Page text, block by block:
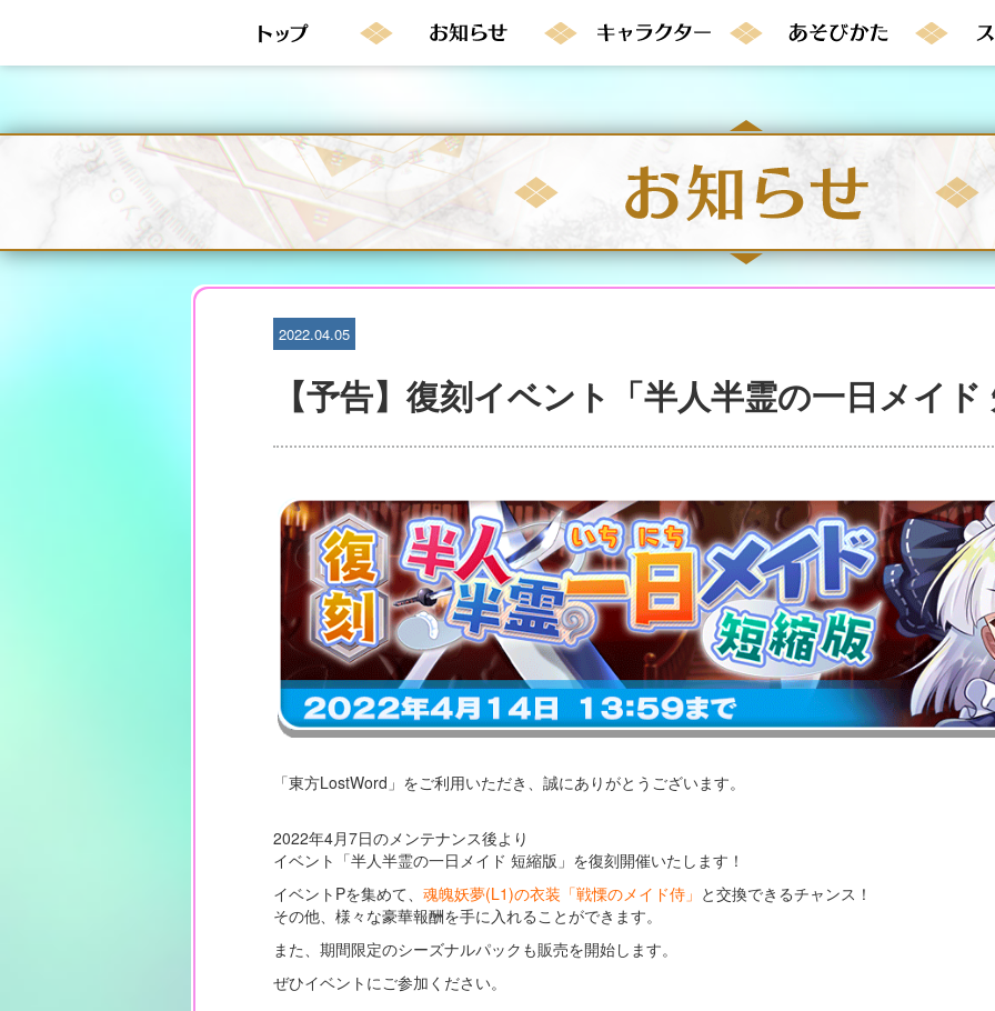
o
n
2022.04.05
【予告】復刻イベント「半人半霊の一日メイ
「東方LostWord」をご利用いただき、誠にありがとうございます。
2022年4月7日のメンテナンス後より
イベント「半人半霊の一日メイド 短縮版」を復刻開催いたします！
イベントPを集めて、 魂魄妖夢(L1)の衣装「戦慄のメイド侍」 と交換できるチャンス！
その他、様々な豪華報酬を手に入れることができます。
また、期間限定のシーズナルパックも販売を開始します。
ぜひイベントにご参加ください。